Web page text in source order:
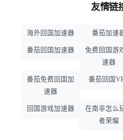
友情链
海外回国加速器 番茄加速
番茄回国加速器
免费回国游
速器
番茄免费回国加
速器
番茄回国
回国游戏加速器
在南非怎么
者荣耀